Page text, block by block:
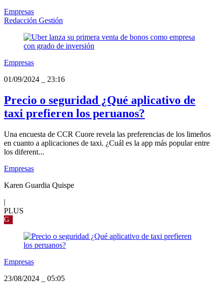
Empresas
Redacción Gestión
Empresas
01/09/2024
23:16
Precio o seguridad ¿Qué aplicativo de
taxi prefieren los peruanos?
Una encuesta de CCR Cuore revela las preferencias de los limeños
en cuanto a aplicaciones de taxi. ¿Cuál es la app más popular entre
los diferent...
Empresas
Karen Guardia Quispe
|
PLUS
G
Empresas
23/08/2024
05:05